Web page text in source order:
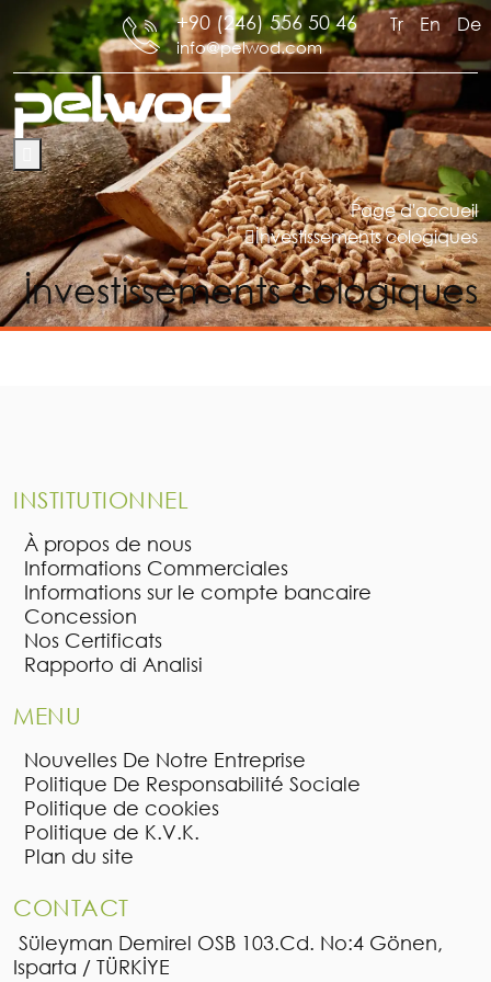
Tr En De
+90 (246) 556 50 46
info@pelwod.com
İnvestissements cologiques
Page d'accueil
İnvestissements cologiques
INSTITUTIONNEL
À propos de nous
Informations Commerciales
Informations sur le compte bancaire
Concession
Nos Certificats
Rapporto di Analisi
MENU
Nouvelles De Notre Entreprise
Politique De Responsabilité Sociale
Politique de cookies
Politique de K.V.K.
Plan du site
CONTACT
Süleyman Demirel OSB 103.Cd. No:4 Gönen,
Isparta / TÜRKİYE